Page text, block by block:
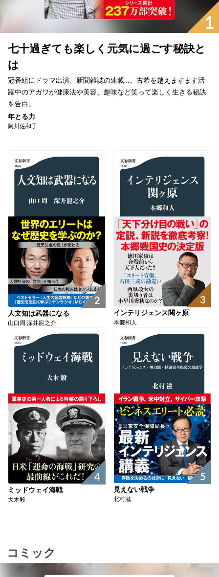
1
七十過ぎても楽しく元気に過ごす秘訣と
は
冠番組にドラマ出演、新聞雑誌の連載…。古希を越えますます活
躍中のアガワが健康法や美容、趣味など笑って楽しく生きる秘訣
を告白。
年とる力
阿川佐和子
2
人文知は武器になる
山口周 深井龍之介
3
インテリジェンス関ヶ原
本郷和人
4
ミッドウェイ海戦
大木毅
5
見えない戦争
北村滋
コミック